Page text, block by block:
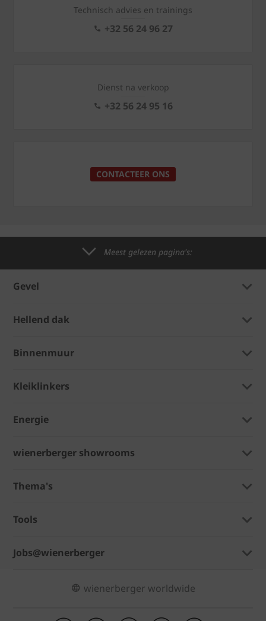
Technisch advies en trainings
+32 56 24 96 27
Dienst na verkoop
+32 56 24 95 16
CONTACTEER ONS
Meest gelezen pagina's:
Gevel
Hellend dak
Binnenmuur
Kleiklinkers
Energie
wienerberger showrooms
Thema's
Tools
Jobs@wienerberger
wienerberger worldwide